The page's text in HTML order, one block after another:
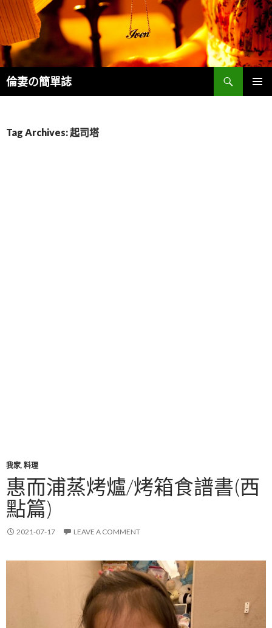
倫妻の簡單誌
Search
Tag Archives: 起司塔
我家, 料理
惠而浦蒸烤爐/烤箱食譜書(西
點篇)
2021-07-17 LEAVE A COMMENT